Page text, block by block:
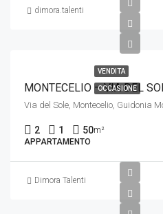
dimora.talenti
VENDITA
OCCASIONE
MONTECELIO – VIA DEL
2 1 50m²
APPARTAMENTO
Dimora Talenti